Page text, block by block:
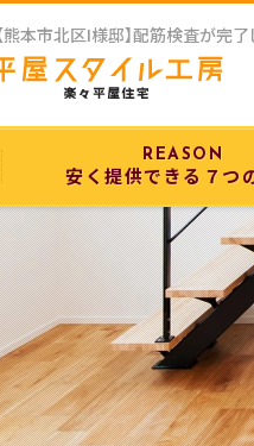
REASON
安く提供できる７つ